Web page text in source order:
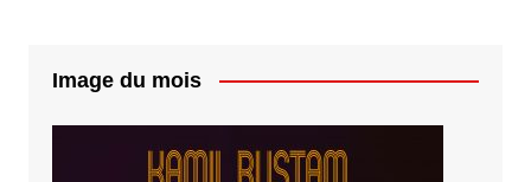
Image du mois